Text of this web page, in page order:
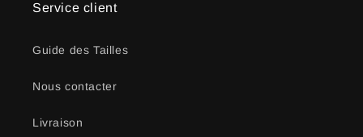
Service client
Guide des Tailles
Nous contacter
Livraison